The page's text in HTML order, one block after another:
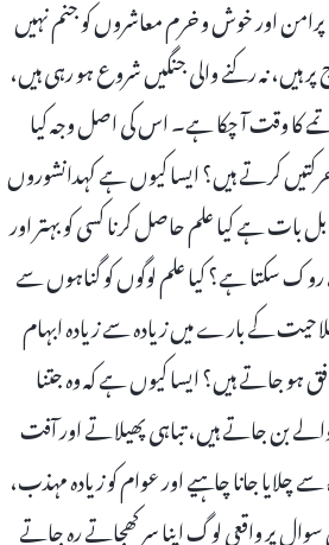
پرامن اور خوش و خرم معاشروں کو جنم نہیں
نہ رکنے والی جنگیں شروع ہو رہی ہیں،
کا وقت آ چکا ہے۔ اس کی اصل وجہ کیا
کرتے ہیں؟ ایسا کیوں ہے کہدانشوروں
بات ہے کیا علم حاصل کرنا کسی کو بہتر اور
سکتا ہے؟ کیا علم لوگوں کو گناہوں سے
کے بارے میں زیادہ سے زیادہ ابہام
ہو جاتے ہیں؟ ایسا کیوں ہے کہ وہ جتنا
والے بن جاتے ہیں، تباہی پھیلاتے اور آفت
چلایا جانا چاہیے اور عوام کو زیادہ مہذب،
پر واقعی لوگ اپنا سر کھجاتے رہ جاتے